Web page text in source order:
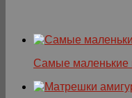
Самые маленькие